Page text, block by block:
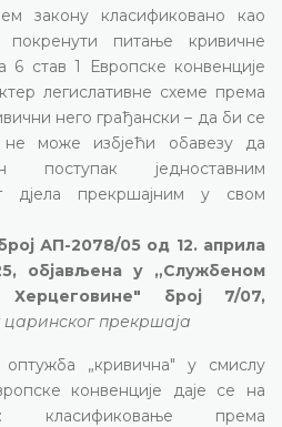
закону класификовано као
питање кривичне
6 став 1 Европске конвенције
легислативне схеме према
него грађански – да би се
може избјећи обавезу да
поступак једноставним
дјела прекршајним у свом
АП-2078/05 од 12. априла
објављена у „Службеном
број 7/07,
прекршаја
„кривична" у смислу
конвенције даје се на
класификовање према